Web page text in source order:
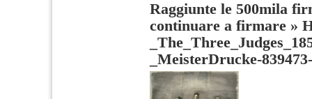
Raggiunte le 500mila
continuare a firmare »
_MeisterDrucke-